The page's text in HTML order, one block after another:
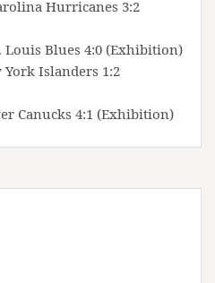
Hurricanes 3:2
Louis Blues 4:0 (Exhibition)
York Islanders 1:2
Canucks 4:1 (Exhibition)